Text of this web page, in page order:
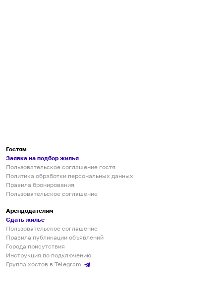
Гостям
Заявка на подбор жилья
Пользовательское соглашение гостя
Политика обработки персональных данных
Правила бронирования
Пользовательское соглашение
Арендодателям
Сдать жилье
Пользовательское соглашение
Правила публикации объявлений
Города присутствия
Инструкция по подключению
Группа хостов в Telegram